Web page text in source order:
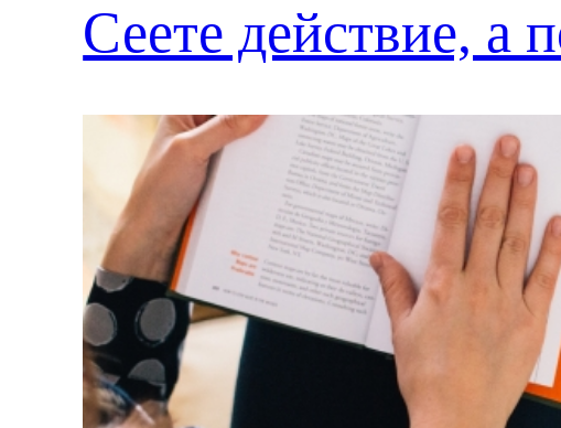
Сеете действие, а